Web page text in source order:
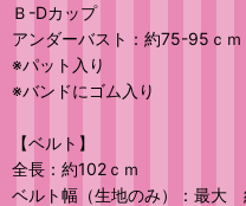
Ｂ-Dカップ
アンダーバスト：約75-95ｃｍ
※パット入り
※バンドにゴム入り
【ベルト】
全長：約102ｃｍ
ベルト幅（生地のみ）：最